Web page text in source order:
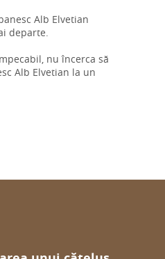
Alb Elvetian
departe.
nu încerca să
Alb Elvetian la un